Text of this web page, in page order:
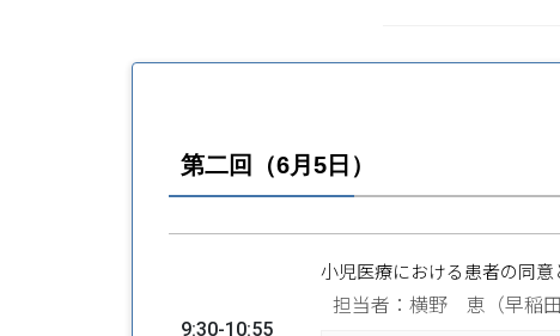
第二回（6月5日）
9:30-10:55
小児医療における患者の同
担当者：横野 恵（早稲田